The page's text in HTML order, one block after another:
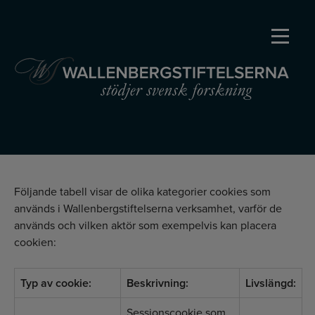
Följande tabell visar de olika kategorier cookies som
används i Wallenbergstiftelserna verksamhet, varför de
används och vilken aktör som exempelvis kan placera
cookien:
Typ av cookie: Beskrivning: Livslängd: